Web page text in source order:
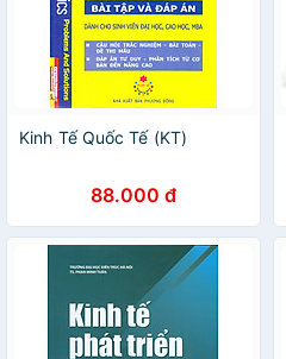
Kinh Tế Quốc Tế (KT)
88.000 đ